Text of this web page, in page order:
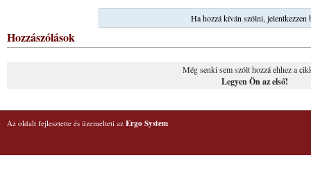
Ha hozzá kíván szólni, jelentkezzen
Hozzászólások
Még senki sem szólt hozzá ehhez a
Legyen Ön az első!
Az oldalt fejlesztette és üzemelteti az Ergo System